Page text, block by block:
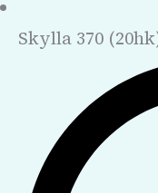
Skylla 370